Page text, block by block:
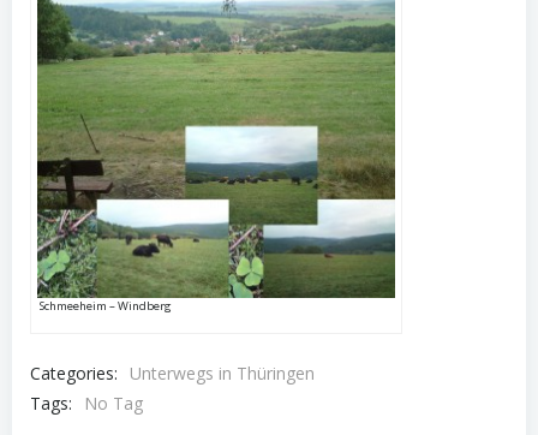
Schmeeheim – Windberg
Categories:
Unterwegs in Thüringen
Tags:
No Tag